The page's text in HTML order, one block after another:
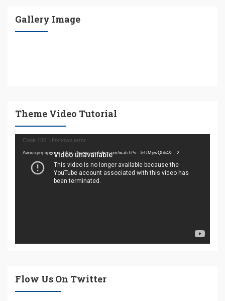
Gallery Image
Theme Video Tutorial
Πρόγραμμα
Αναπαραγωγής
Βίντεο
Code 150: Unknown error.
Ανάκτηση αρχείου: https://www.youtube.com/watch?v=-leUMpwQbh4&_=2
Flow Us On Twitter